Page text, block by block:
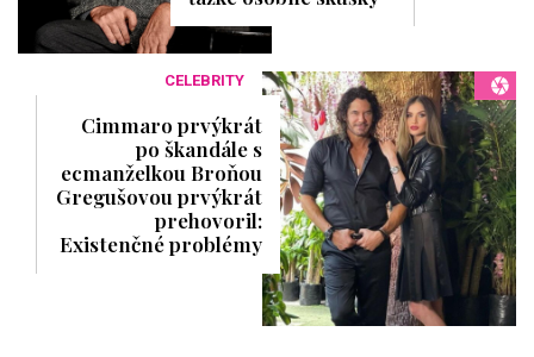
CELEBRITY
Cimmaro prvýkrát
po škandále s
ecmanželkou Broňou
Gregušovou prvýkrát
prehovoril:
Existenčné problémy